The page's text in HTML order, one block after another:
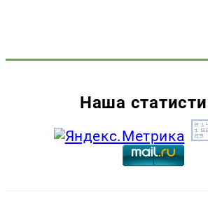
Наша